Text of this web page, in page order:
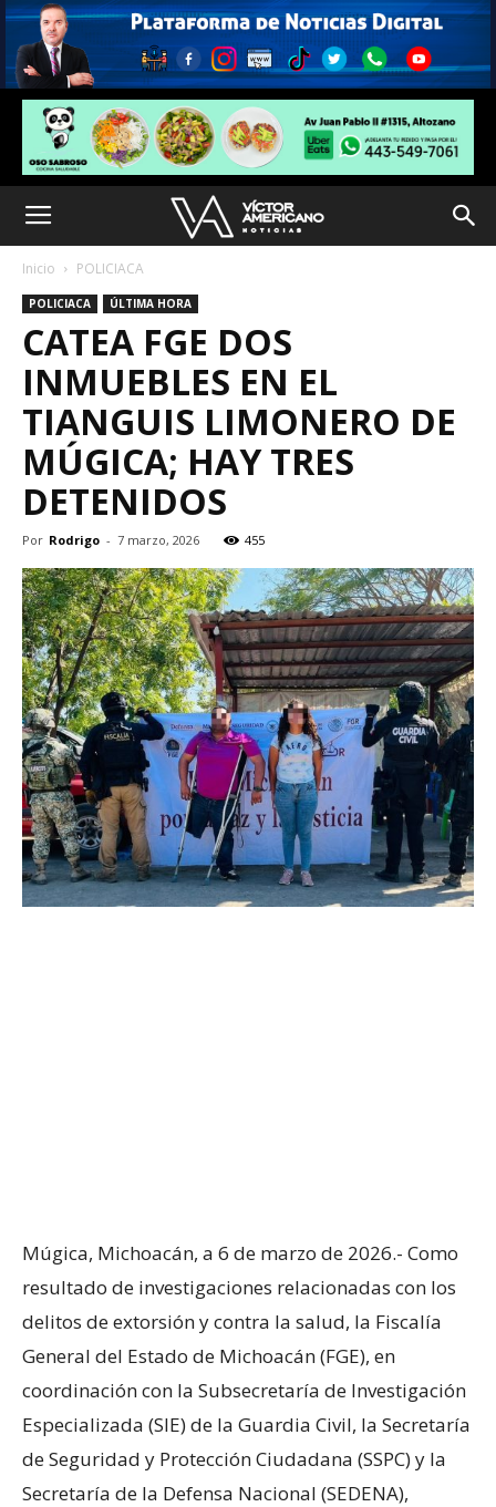
Inicio POLICIACA
POLICIACA ÚLTIMA HORA
CATEA FGE DOS
INMUEBLES EN EL
TIANGUIS LIMONERO DE
MÚGICA; HAY TRES
DETENIDOS
Por Rodrigo - 7 marzo, 2026 455
Múgica, Michoacán, a 6 de marzo de 2026.- Como
resultado de investigaciones relacionadas con los
delitos de extorsión y contra la salud, la Fiscalía
General del Estado de Michoacán (FGE), en
coordinación con la Subsecretaría de Investigación
Especializada (SIE) de la Guardia Civil, la Secretaría
de Seguridad y Protección Ciudadana (SSPC) y la
Secretaría de la Defensa Nacional (SEDENA),